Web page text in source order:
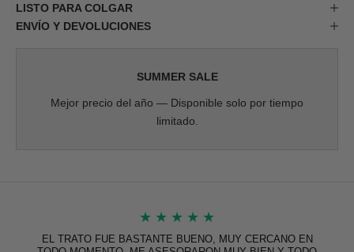
LISTO PARA COLGAR
ENVÍO Y DEVOLUCIONES
SUMMER SALE
Mejor precio del año — Disponible solo por tiempo
limitado.
★ ★ ★ ★ ★
EL TRATO FUE BASTANTE BUENO, MUY CERCANO EN